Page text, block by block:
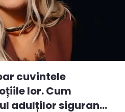
cuvintele
lor. Cum
adulților siguran...